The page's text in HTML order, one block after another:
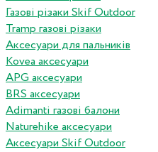
Газові різаки Skif Outdoor
Tramp газові різаки
Аксесуари для пальників
Kovea аксесуари
APG аксесуари
BRS аксесуари
Adimanti газові балони
Naturehike аксесуари
Аксесуари Skif Outdoor